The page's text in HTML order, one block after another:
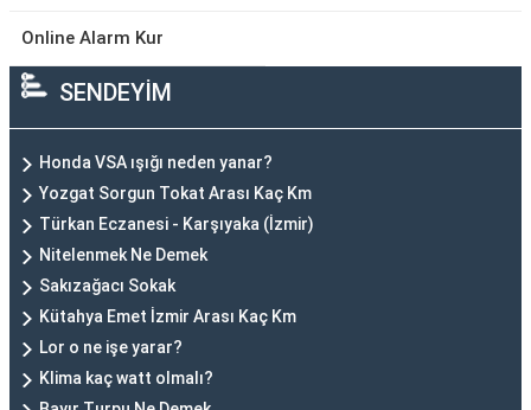
Online Alarm Kur
SENDEYİM
Honda VSA ışığı neden yanar?
Yozgat Sorgun Tokat Arası Kaç Km
Türkan Eczanesi - Karşıyaka (İzmir)
Nitelenmek Ne Demek
Sakızağacı Sokak
Kütahya Emet İzmir Arası Kaç Km
Lor o ne işe yarar?
Klima kaç watt olmalı?